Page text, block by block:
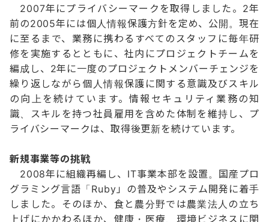
2007年にプライバシーマークを取得しました。2年
前の2005年には個人情報保護方針を定め、公開。現在
に至るまで、業務に携わるすべてのスタッフに毎年研
修を実施するとともに、社内にプロジェクトチームを
編成し、2年に一度のプロジェクトメンバーチェンジを
繰り返しながら個人情報保護に関する意識及びスキル
の向上を続けています。情報セキュリティ業務の知
識、スキルを持つ社員雇用を含めた体制を維持し、プ
ライバシーマークは、取得後更新を続けています。
新規事業等の挑戦
2008年に組織再編し、IT事業本部を設置。国産プロ
グラミング言語「Ruby」の普及やシステム開発に着手
しました。そのほか、食と農分野では農業法人の立ち
上げにかかわるほか、健康・医療、環境ビジネスに関